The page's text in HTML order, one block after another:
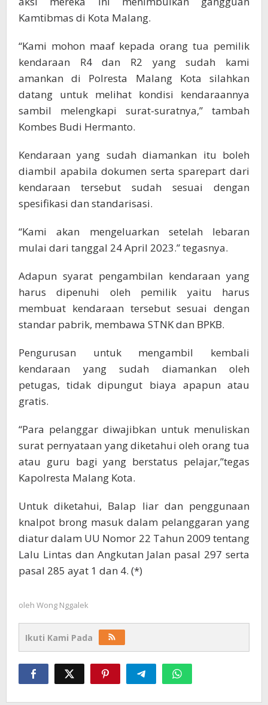
Kamtibmas di Kota Malang.
“Kami mohon maaf kepada orang tua pemilik
kendaraan R4 dan R2 yang sudah kami
amankan di Polresta Malang Kota silahkan
datang untuk melihat kondisi kendaraannya
sambil melengkapi surat-suratnya,” tambah
Kombes Budi Hermanto.
Kendaraan yang sudah diamankan itu boleh
diambil apabila dokumen serta sparepart dari
kendaraan tersebut sudah sesuai dengan
spesifikasi dan standarisasi.
“Kami akan mengeluarkan setelah lebaran
mulai dari tanggal 24 April 2023.” tegasnya.
Adapun syarat pengambilan kendaraan yang
harus dipenuhi oleh pemilik yaitu harus
membuat kendaraan tersebut sesuai dengan
standar pabrik, membawa STNK dan BPKB.
Pengurusan untuk mengambil kembali
kendaraan yang sudah diamankan oleh
petugas, tidak dipungut biaya apapun atau
gratis.
“Para pelanggar diwajibkan untuk menuliskan
surat pernyataan yang diketahui oleh orang tua
atau guru bagi yang berstatus pelajar,”tegas
Kapolresta Malang Kota.
Untuk diketahui, Balap liar dan penggunaan
knalpot brong masuk dalam pelanggaran yang
diatur dalam UU Nomor 22 Tahun 2009 tentang
Lalu Lintas dan Angkutan Jalan pasal 297 serta
pasal 285 ayat 1 dan 4. (*)
oleh Wong Nggalek
Ikuti Kami Pada